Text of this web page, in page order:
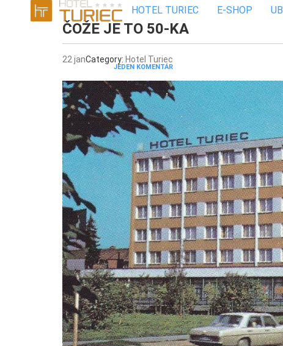
HOTEL TURIEC E-SHOP
ČOŽE JE TO 50-KA
22 janCategory: Hotel Turiec
JEDEN KOMENTÁR